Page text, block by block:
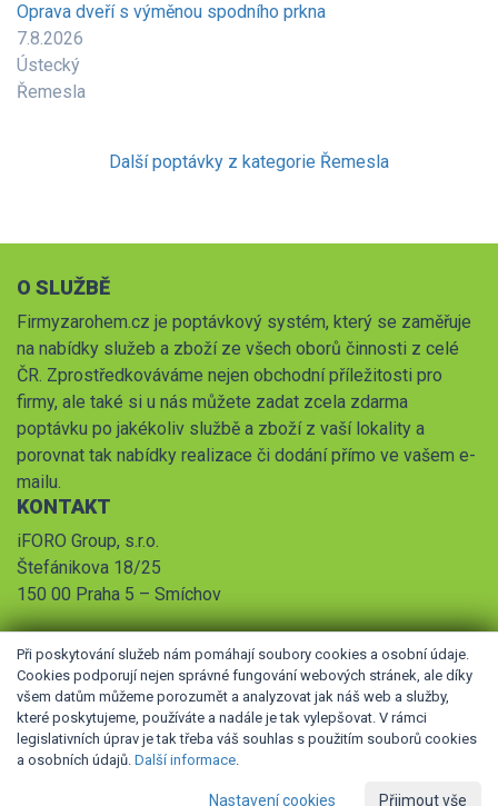
Oprava dveří s výměnou spodního prkna
7.8.2026
Ústecký
Řemesla
Další poptávky z kategorie Řemesla
O SLUŽBĚ
Firmyzarohem.cz je poptávkový systém, který se zaměřuje
na nabídky služeb a zboží ze všech oborů činnosti z celé
ČR. Zprostředkováváme nejen obchodní příležitosti pro
firmy, ale také si u nás můžete zadat zcela zdarma
poptávku po jakékoliv službě a zboží z vaší lokality a
porovnat tak nabídky realizace či dodání přímo ve vašem e-
mailu.
KONTAKT
iFORO Group, s.r.o.
Štefánikova 18/25
150 00 Praha 5 – Smíchov
© 2026 iFORO Group, s.r.o.,
Při poskytování služeb nám pomáhají soubory cookies a osobní údaje.
Cookies podporují nejen správné fungování webových stránek, ale díky
všem datům můžeme porozumět a analyzovat jak náš web a služby,
které poskytujeme, používáte a nadále je tak vylepšovat. V rámci
legislativních úprav je tak třeba váš souhlas s použitím souborů cookies
a osobních údajů. Další informace.
Nastavení cookies Přijmout vše